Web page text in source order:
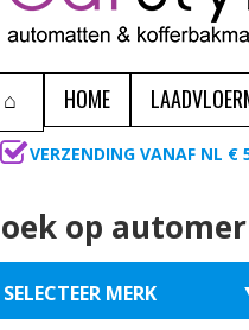
HOME
VERZENDING VANAF NL €
op